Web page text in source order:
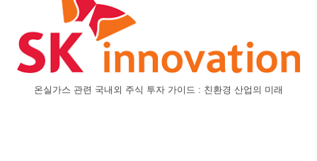
온실가스 관련 국내외 주식 투자 가이드 : 친환경 산업의 미래